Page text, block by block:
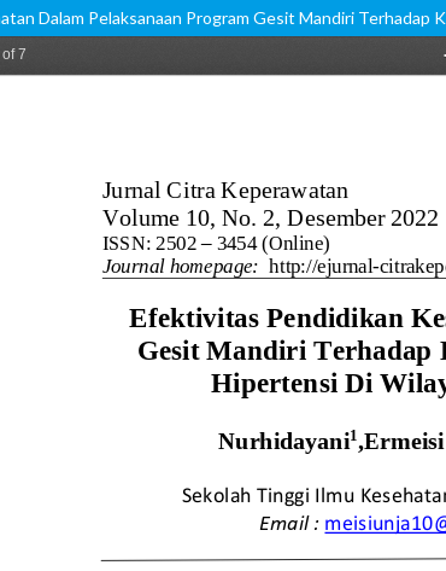
Dalam Pelaksanaan Program Gesit Mandiri